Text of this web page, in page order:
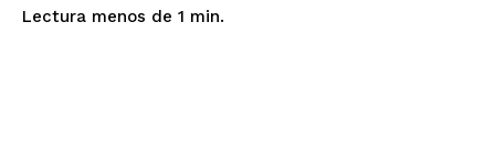
Lectura menos de 1 min.